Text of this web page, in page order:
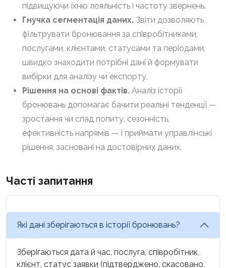
підвищуючи їхню лояльність і частоту звернень.
Гнучка сегментація даних. Звіти дозволяють
фільтрувати бронювання за співробітниками,
послугами, клієнтами, статусами та періодами,
швидко знаходити потрібні дані й формувати
вибірки для аналізу чи експорту.
Рішення на основі фактів. Аналіз історії
бронювань допомагає бачити реальні тенденції —
зростання чи спад попиту, сезонність,
ефективність напрямів — і приймати управлінські
рішення, засновані на достовірних даних.
Часті запитання
Які дані зберігаються в історії бронювань?
Зберігаються дата й час, послуга, співробітник,
клієнт, статус заявки (підтверджено, скасовано,